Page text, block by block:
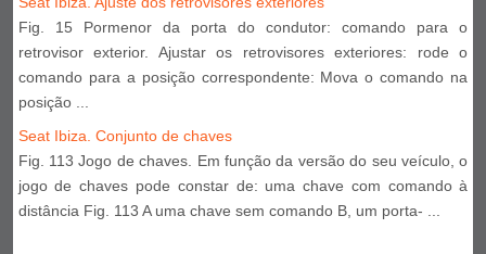
Fig. 15 Pormenor da porta do condutor: comando para o
retrovisor exterior. Ajustar os retrovisores exteriores: rode o
comando para a posição correspondente: Mova o comando na
posição ...
Seat Ibiza. Conjunto de chaves
Fig. 113 Jogo de chaves. Em função da versão do seu veículo, o
jogo de chaves pode constar de: uma chave com comando à
distância Fig. 113 A uma chave sem comando B, um porta- ...